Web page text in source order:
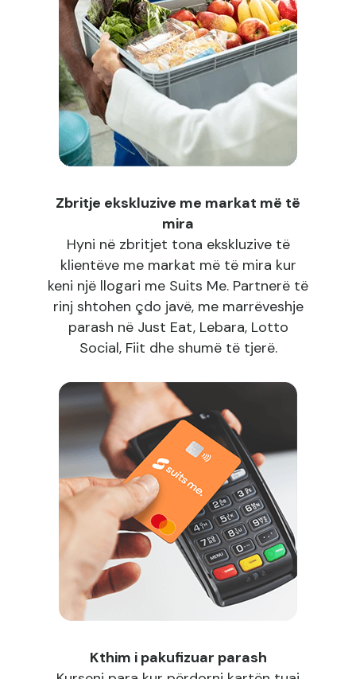
Zbritje ekskluzive me markat më të
mira
Hyni në zbritjet tona ekskluzive të
klientëve me markat më të mira kur
keni një llogari me Suits Me. Partnerë të
rinj shtohen çdo javë, me marrëveshje
parash në Just Eat, Lebara, Lotto
Social, Fiit dhe shumë të tjerë.
Kthim i pakufizuar parash